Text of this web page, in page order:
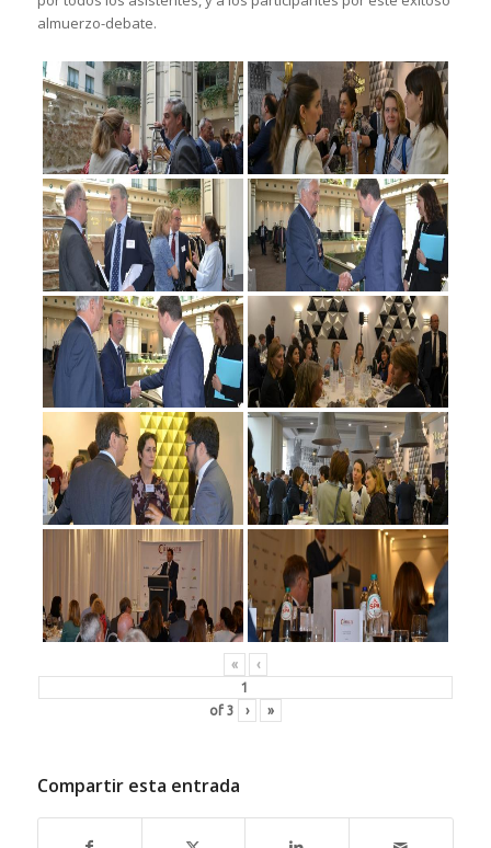
almuerzo-debate.
« ‹
of 3 › »
Compartir esta entrada